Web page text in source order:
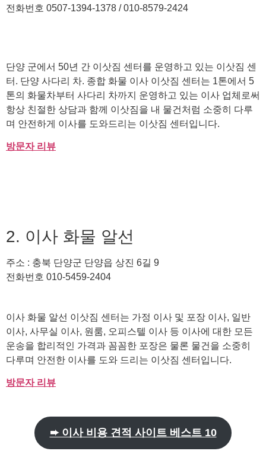
전화번호 0507-1394-1378 / 010-8579-2424
단양 군에서 50년 간 이삿짐 센터를 운영하고 있는 이삿짐 센
터. 단양 사다리 차. 종합 화물 이사 이삿짐 센터는 1톤에서 5
톤의 화물차부터 사다리 차까지 운영하고 있는 이사 업체로써
항상 친절한 상담과 함께 이삿짐을 내 물건처럼 소중히 다루
며 안전하게 이사를 도와드리는 이삿짐 센터입니다.
방문자 리뷰
2. 이사 화물 알선
주소 : 충북 단양군 단양읍 상진 6길 9
전화번호 010-5459-2404
이사 화물 알선 이삿짐 센터는 가정 이사 및 포장 이사, 일반
이사, 사무실 이사, 원룸, 오피스텔 이사 등 이사에 대한 모든
운송을 합리적인 가격과 꼼꼼한 포장은 물론 물건을 소중히
다루며 안전한 이사를 도와 드리는 이삿짐 센터입니다.
방문자 리뷰
➨ 이사 비용 견적 사이트 베스트 10